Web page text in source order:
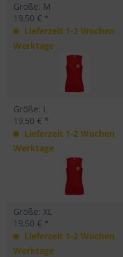
Größe: M
19,50 € *
Lieferzeit 1-2 Wochen
Werktage
Größe: L
19,50 € *
Lieferzeit 1-2 Wochen
Werktage
Größe: XL
19,50 € *
Lieferzeit 1-2 Wochen
Werktage